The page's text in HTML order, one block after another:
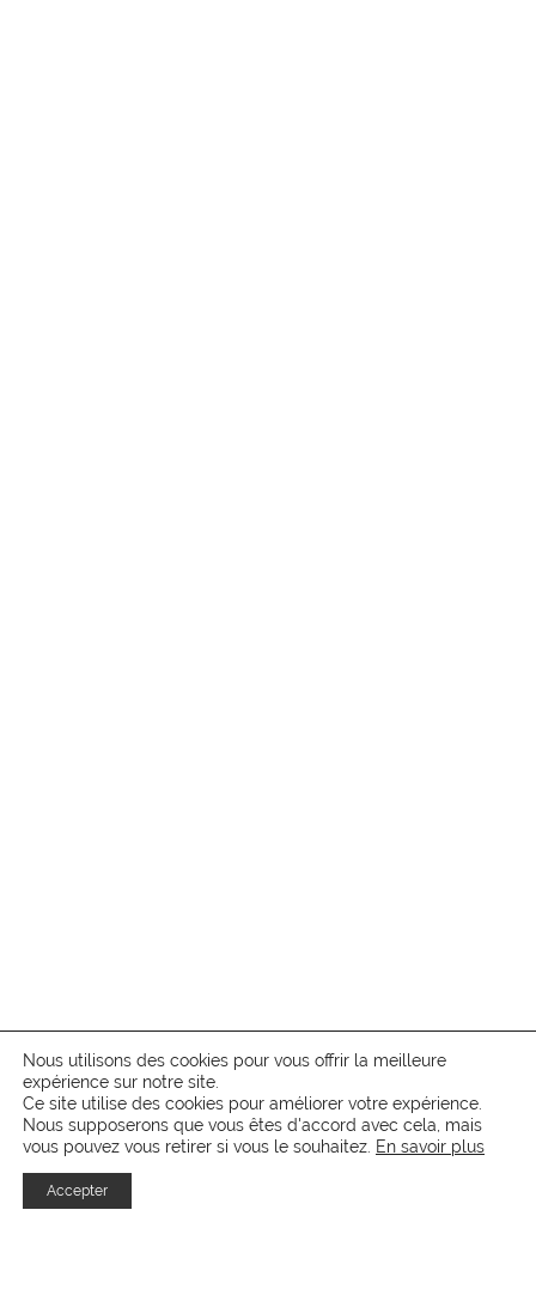
Nous utilisons des cookies pour vous offrir la meilleure
expérience sur notre site.
Ce site utilise des cookies pour améliorer votre expérience.
Nous supposerons que vous êtes d'accord avec cela, mais
vous pouvez vous retirer si vous le souhaitez. En savoir plus
Accepter